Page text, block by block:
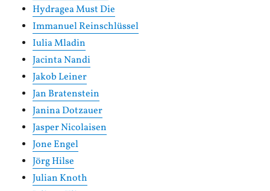
Hydragea Must Die
Immanuel Reinschlüssel
Iulia Mladin
Jacinta Nandi
Jakob Leiner
Jan Bratenstein
Janina Dotzauer
Jasper Nicolaisen
Jone Engel
Jörg Hilse
Julian Knoth